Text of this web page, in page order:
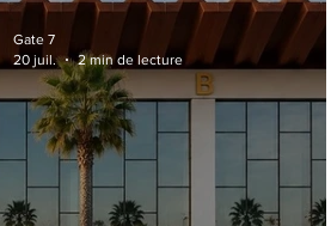
Gate 7
20 juil.
2 min de lecture